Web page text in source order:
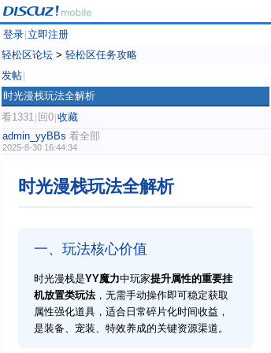
登录 立即注册
轻松区论坛 > 轻松区任务攻略
发帖
时光漫栈玩法全解析
看1331 回0 收藏
admin_yyBBs 看全部
2025-8-30 16:44:34
时光漫栈玩法全解析
一、玩法核心价值
时光漫栈是YY魔力中玩家提升属性的重要挂
机放置类玩法，无需手动操作即可稳定获取
属性强化道具，适合日常碎片化时间收益，
是装备、宠装、特效养成的关键资源渠道。